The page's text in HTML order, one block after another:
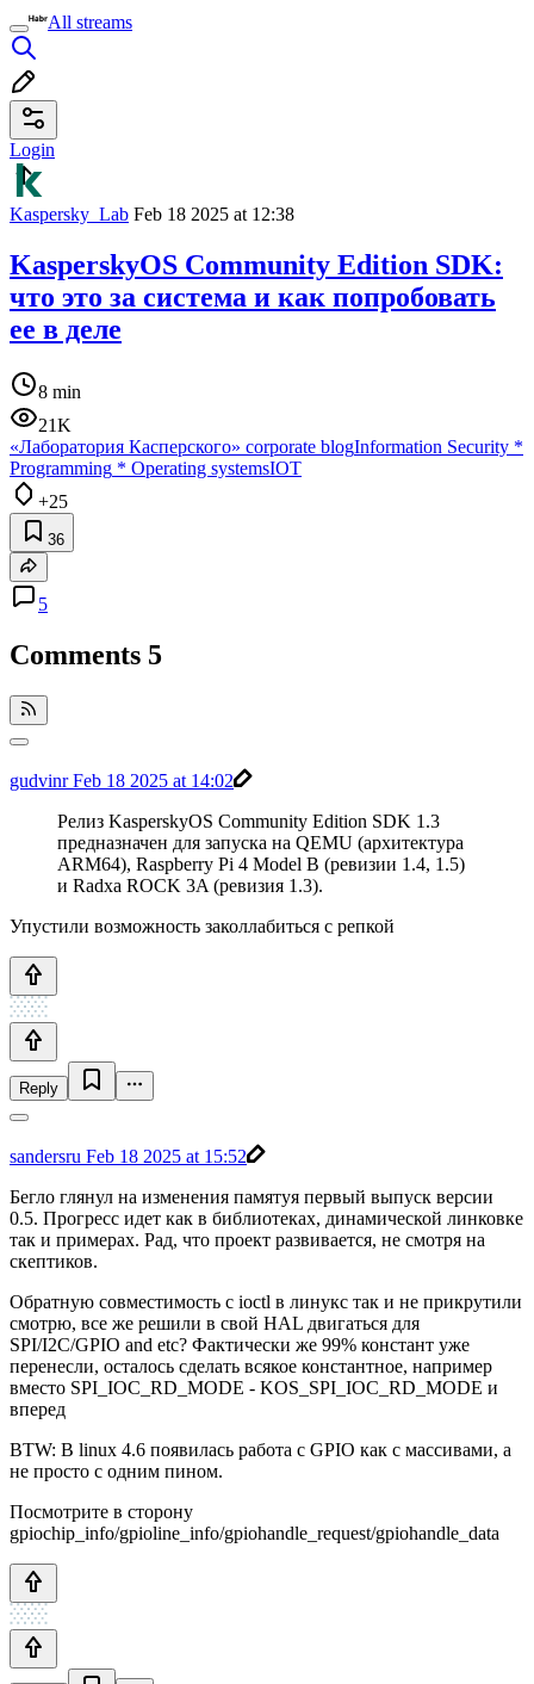
All streams
Login
Kaspersky_Lab Feb 18 2025 at 12:38
KasperskyOS Community Edition SDK:
что это за система и как попробовать
ее в деле
8 min
21K
«Лаборатория Касперского» corporate blogInformation Security *
Programming * Operating systemsIOT
+25
36
5
Comments 5
gudvinrFeb 18 2025 at 14:02
Релиз KasperskyOS Community Edition SDK 1.3
предназначен для запуска на QEMU (архитектура
ARM64), Raspberry Pi 4 Model B (ревизии 1.4, 1.5)
и Radxa ROCK 3A (ревизия 1.3).
Упустили возможность заколлабиться с репкой
Reply
sandersru Feb 18 2025 at 15:52
Бегло глянул на изменения памятуя первый выпуск версии
0.5. Прогресс идет как в библиотеках, динамической линковке
так и примерах. Рад, что проект развивается, не смотря на
скептиков.
Обратную совместимость с ioctl в линукс так и не прикрутили
смотрю, все же решили в свой HAL двигаться для
SPI/I2C/GPIO and etc? Фактически же 99% констант уже
перенесли, осталось сделать всякое константное, например
вместо SPI_IOC_RD_MODE - KOS_SPI_IOC_RD_MODE и
вперед
BTW: В linux 4.6 появилась работа с GPIO как с массивами, а
не просто с одним пином.
Посмотрите в сторону
gpiochip_info/gpioline_info/gpiohandle_request/gpiohandle_data